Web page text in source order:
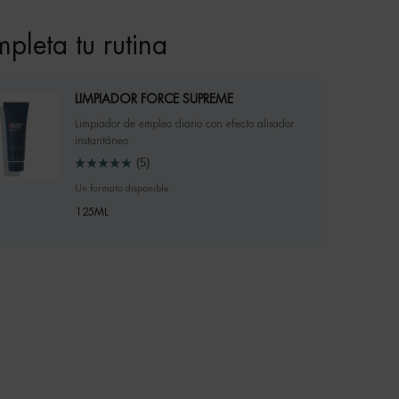
tu rutina
LIMPIADOR FORCE SUPREME
Limpiador de empleo diario con efecto alisador
instantáneo
(5)
Un formato disponible
125ML